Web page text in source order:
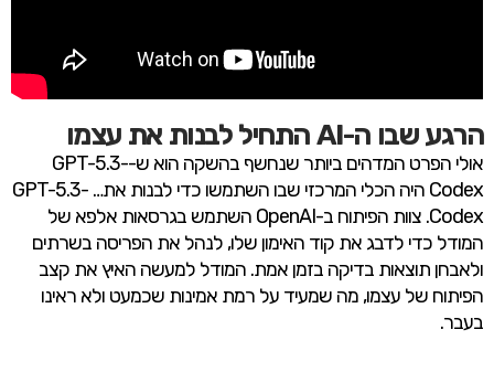
הרגע שבו ה-AI התחיל לבנות את עצמו
אולי הפרט המדהים ביותר שנחשף בהשקה הוא ש-GPT-5.3-
Codex היה הכלי המרכזי שבו השתמשו כדי לבנות את… GPT-5.3-
Codex. צוות הפיתוח ב-OpenAI השתמש בגרסאות אלפא של
המודל כדי לדבג את קוד האימון שלו, לנהל את הפריסה בשרתים
ולאבחן תוצאות בדיקה בזמן אמת. המודל למעשה האיץ את קצב
הפיתוח של עצמו, מה שמעיד על רמת אמינות שכמעט ולא ראינו
בעבר.